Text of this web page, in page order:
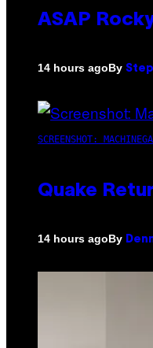
ASAP
14 hours agoBy
SCREENSHOT:
Quake
14 hours agoBy